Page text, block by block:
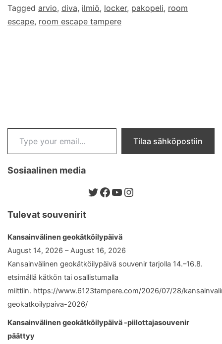
Tagged arvio, diva, ilmiö, locker, pakopeli, room
escape, room escape tampere
Type your email…
Tilaa sähköpostiin
Sosiaalinen media
Twitter
Facebook
YouTube
Instagram
Tulevat souvenirit
Kansainvälinen geokätköilypäivä
August 14, 2026 – August 16, 2026
Kansainvälinen geokätköilypäivä souvenir tarjolla 14.–16.8.
etsimällä kätkön tai osallistumalla
miittiin. https://www.6123tampere.com/2026/07/28/
geokatkoilypaiva-2026/
Kansainvälinen geokätköilypäivä -piilottajasouvenir
päättyy